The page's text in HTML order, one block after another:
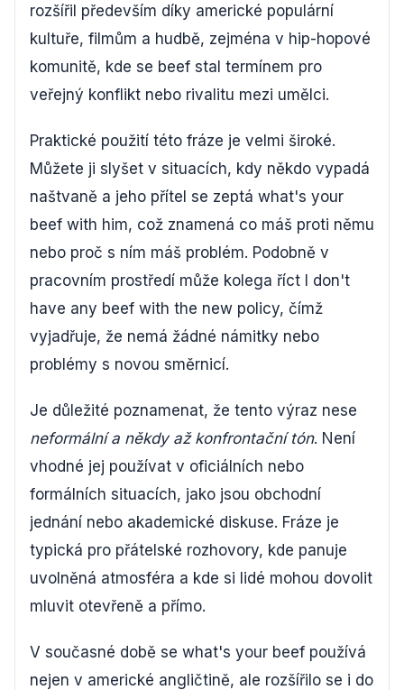
rozšířil především díky americké populární
kultuře, filmům a hudbě, zejména v hip-hopové
komunitě, kde se beef stal termínem pro
veřejný konflikt nebo rivalitu mezi umělci.
Praktické použití této fráze je velmi široké.
Můžete ji slyšet v situacích, kdy někdo vypadá
naštvaně a jeho přítel se zeptá what's your
beef with him, což znamená co máš proti němu
nebo proč s ním máš problém. Podobně v
pracovním prostředí může kolega říct I don't
have any beef with the new policy, čímž
vyjadřuje, že nemá žádné námitky nebo
problémy s novou směrnicí.
Je důležité poznamenat, že tento výraz nese
neformální a někdy až konfrontační tón. Není
vhodné jej používat v oficiálních nebo
formálních situacích, jako jsou obchodní
jednání nebo akademické diskuse. Fráze je
typická pro přátelské rozhovory, kde panuje
uvolněná atmosféra a kde si lidé mohou dovolit
mluvit otevřeně a přímo.
V současné době se what's your beef používá
nejen v americké angličtině, ale rozšířilo se i do